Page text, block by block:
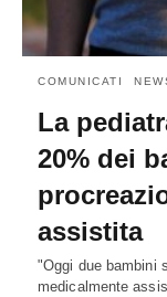
COMUNICATI
La
20% dei
assistita
"Oggi due bambini
medicalmente